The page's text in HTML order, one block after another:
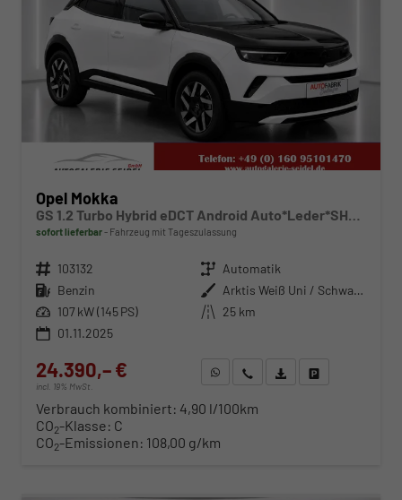
Opel Mokka
GS 1.2 Turbo Hybrid eDCT Android Auto*Leder*SHZ*Kamera*Klimaauto*LED*
sofort lieferbar Fahrzeug mit Tageszulassung
Fahrzeugnr. 103132 Getriebe Automatik
Kraftstoff Benzin Außenfarbe
Arktis Weiß Uni / Schwarzes Dach
Leistung 107 kW (145 PS) Kilometerstand 25 km
01.11.2025
24.390,– €
incl. 19% MwSt.
WhatsApp anfragen
Wir rufen Sie anFahrzeugexposé (PDF)
Verbrauch kombiniert: 4,90 l/100km
CO2-Klasse: C
CO2-Emissionen: 108,00 g/km